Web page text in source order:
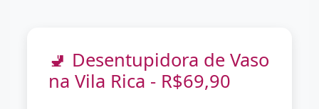
🚽 Desentupidora de Vaso
na Vila Rica - R$69,90